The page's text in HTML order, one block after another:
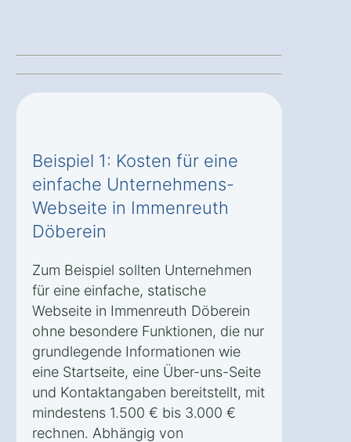
Beispiel 1: Kosten für eine
einfache Unternehmens-
Webseite in Immenreuth
Döberein
Zum Beispiel sollten Unternehmen
für eine einfache, statische
Webseite in Immenreuth Döberein
ohne besondere Funktionen, die nur
grundlegende Informationen wie
eine Startseite, eine Über-uns-Seite
und Kontaktangaben bereitstellt, mit
mindestens 1.500 € bis 3.000 €
rechnen. Abhängig von